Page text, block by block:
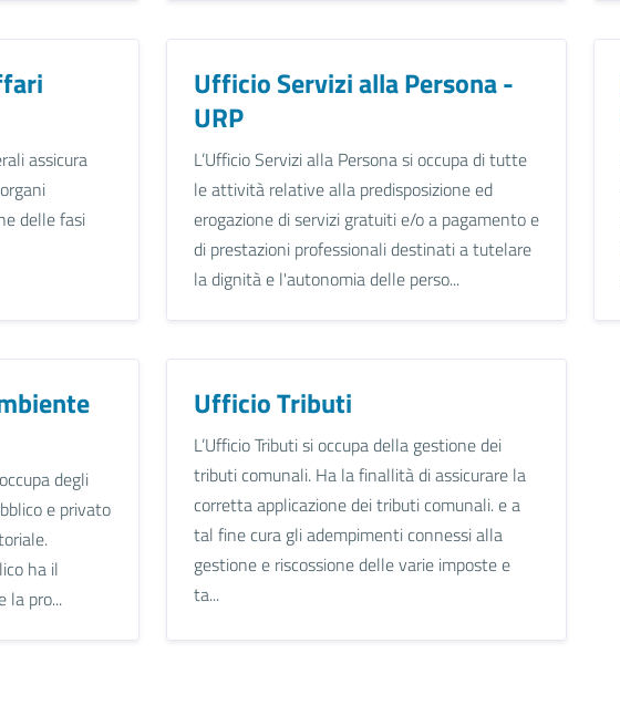
assicura
delle fasi
Ufficio Servizi alla Persona -
URP
L’Ufficio Servizi alla Persona si occupa di tutte
le attività relative alla predisposizione ed
erogazione di servizi gratuiti e/o a pagamento e
di prestazioni professionali destinati a tutelare
la dignità e l'autonomia delle perso...
degli
e privato
ha il
la pro...
Ufficio Tributi
L’Ufficio Tributi si occupa della gestione dei
tributi comunali. Ha la finallità di assicurare la
corretta applicazione dei tributi comunali. e a
tal fine cura gli adempimenti connessi alla
gestione e riscossione delle varie imposte e
ta...